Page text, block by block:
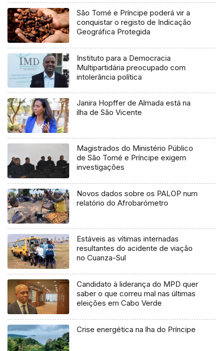
São Tomé e Príncipe poderá vir a
conquistar o registo de Indicação
Geográfica Protegida
Instituto para a Democracia
Multipartidária preocupado com
intolerância política
Janira Hopffer de Almada está na
ilha de São Vicente
Magistrados do Ministério Público
de São Tomé e Príncipe exigem
investigações
Novos dados sobre os PALOP num
relatório do Afrobarómetro
Estáveis as vítimas internadas
resultantes do acidente de viação
no Cuanza-Sul
Candidato à liderança do MPD quer
saber o que correu mal nas últimas
eleições em Cabo Verde
Crise energética na lha do Príncipe